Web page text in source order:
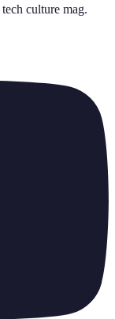
tech culture mag.